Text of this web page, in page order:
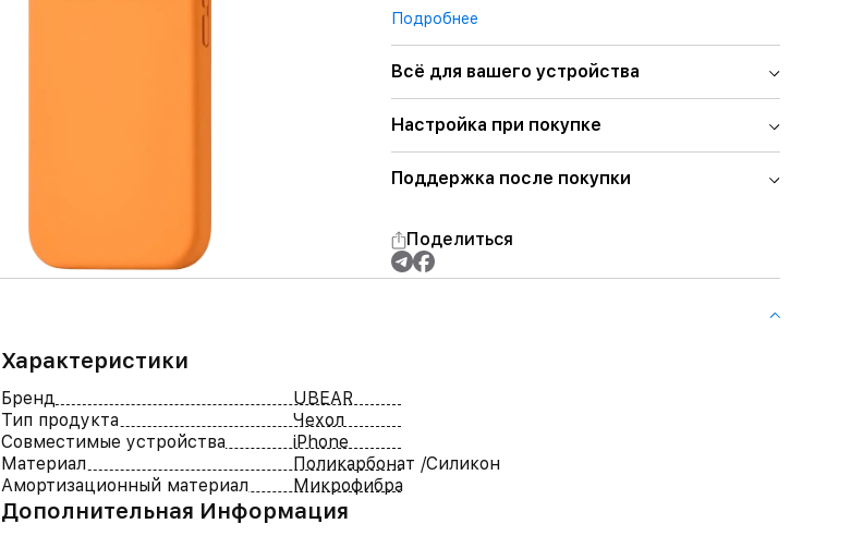
Подробнее
Всё для вашего устройства
Настройка при покупке
Поддержка после покупки
Поделиться
Характеристики
Бренд
UBEAR
Тип продукта
Чехол
Совместимые устройства
iPhone
Материал
Поликарбонат /Силикон
Амортизационный материал
Микрофибра
Дополнительная Информация